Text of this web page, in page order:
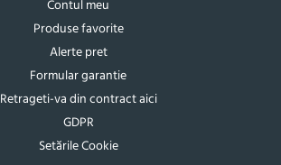
Contul meu
Produse favorite
Alerte pret
Formular garantie
Retrageti-va din contract aici
GDPR
Setările Cookie